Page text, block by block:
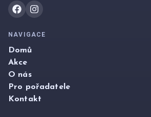
NAVIGACE
Domů
Akce
O nás
Pro pořadatele
Kontakt